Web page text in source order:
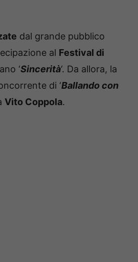
dal grande pubblico
al Festival di
‘Sincerità‘. Da allora, la
di ‘Ballando con
Vito Coppola.